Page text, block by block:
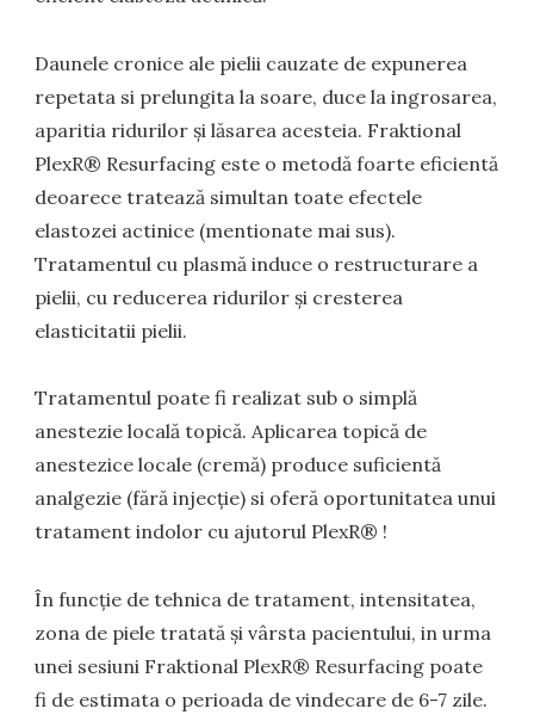
Daunele cronice ale pielii cauzate de expunerea
repetata si prelungita la soare, duce la ingrosarea,
aparitia ridurilor și lăsarea acesteia. Fraktional
PlexR® Resurfacing este o metodă foarte eficientă
deoarece tratează simultan toate efectele
elastozei actinice (mentionate mai sus).
Tratamentul cu plasmă induce o restructurare a
pielii, cu reducerea ridurilor și cresterea
elasticitatii pielii.
Tratamentul poate fi realizat sub o simplă
anestezie locală topică. Aplicarea topică de
anestezice locale (cremă) produce suficientă
analgezie (fără injecție) si oferă oportunitatea unui
tratament indolor cu ajutorul PlexR® !
În funcție de tehnica de tratament, intensitatea,
zona de piele tratată și vârsta pacientului, in urma
unei sesiuni Fraktional PlexR® Resurfacing poate
fi de estimata o perioada de vindecare de 6-7 zile.